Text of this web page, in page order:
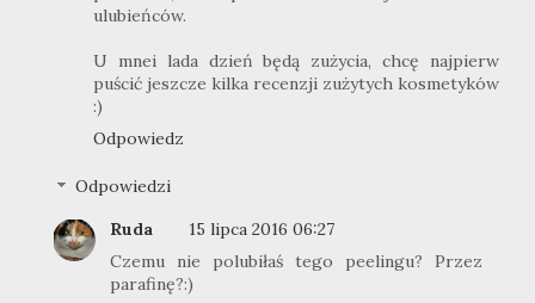
ulubieńców.
U mnei lada dzień będą zużycia, chcę najpierw
puścić jeszcze kilka recenzji zużytych kosmetyków
:)
Odpowiedz
Odpowiedzi
Ruda
15 lipca 2016 06:27
Czemu nie polubiłaś tego peelingu? Przez
parafinę?:)